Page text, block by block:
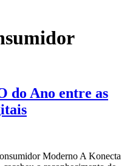
do Ano entre as
Moderno A Konecta